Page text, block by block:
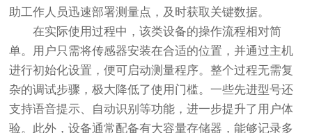
助工作人员迅速部署测量点，及时获取关键数据。
在实际使用过程中，该类设备的操作流程相对简
单。用户只需将传感器安装在合适的位置，并通过主机
进行初始化设置，便可启动测量程序。整个过程无需复
杂的调试步骤，极大降低了使用门槛。一些先进型号还
支持语音提示、自动识别等功能，进一步提升了用户体
验。此外，设备通常配备有大容量存储器，能够记录多